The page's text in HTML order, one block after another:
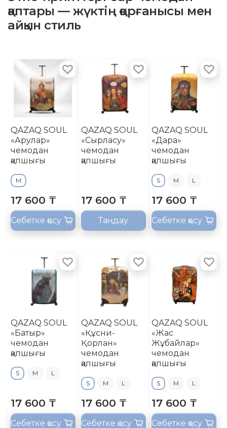
қаптары — жүктің қорғанысы мен
айқын стиль
QAZAQ SOUL
«Арулар»
чемодан
қапшығы
M
17 600 ₸
Себетке қосу
QAZAQ SOUL
«Сырласу»
чемодан
қапшығы
17 600 ₸
Таңдау
QAZAQ SOUL
«Дара»
чемодан
қапшығы
S M L
17 600 ₸
Себетке қосу
QAZAQ SOUL
«Батыр»
чемодан
қапшығы
S M L
17 600 ₸
Себетке қосу
QAZAQ SOUL
«Құсни-
Қорлан»
чемодан
қапшығы
S M L
17 600 ₸
Себетке қосу
QAZAQ SOUL
«Жас
Жұбайлар»
чемодан
қапшығы
S M L
17 600 ₸
Себетке қосу